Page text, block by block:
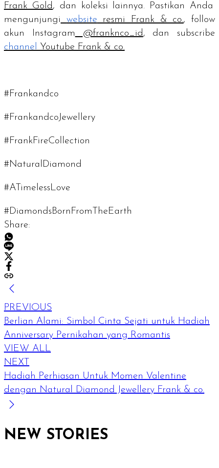
Frank Gold , dan koleksi lainnya. Pastikan Anda
mengunjungi
website resmi Frank & co.,follow
akun Instagram @franknco_id , dan subscribe
channel
Youtube Frank & co.
#Frankandco
#FrankandcoJewellery
#FrankFireCollection
#NaturalDiamond
#ATimelessLove
#DiamondsBornFromTheEarth
Share:
PREVIOUS
Berlian Alami: Simbol Cinta Sejati untuk Hadiah
Anniversary Pernikahan yang Romantis
VIEW ALL
NEXT
Hadiah Perhiasan Untuk Momen Valentine
dengan Natural Diamond Jewellery Frank & co.
NEW STORIES